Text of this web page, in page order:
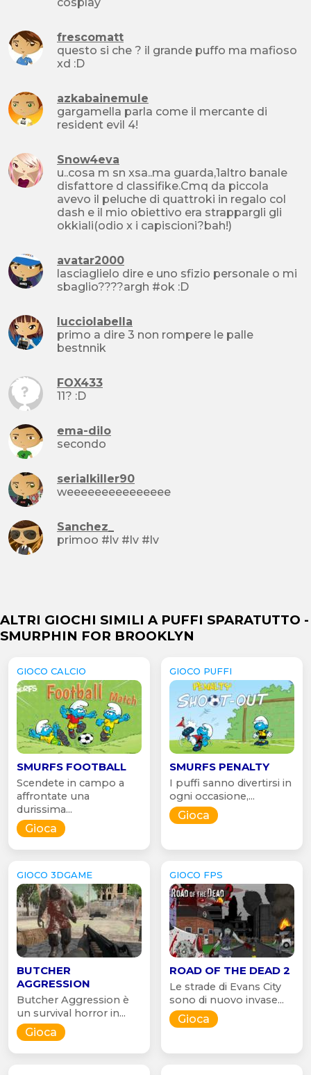
cosplay
frescomatt
questo si che ? il grande puffo ma mafioso
xd :D
azkabainemule
gargamella parla come il mercante di
resident evil 4!
Snow4eva
u..cosa m sn xsa..ma guarda,1altro banale
disfattore d classifike.Cmq da piccola
avevo il peluche di quattroki in regalo col
dash e il mio obiettivo era strappargli gli
okkiali(odio x i capiscioni?bah!)
avatar2000
lasciaglielo dire e uno sfizio personale o mi
sbaglio????argh #ok :D
lucciolabella
primo a dire 3 non rompere le palle
bestnnik
FOX433
11? :D
ema-dilo
secondo
serialkiller90
weeeeeeeeeeeeeee
Sanchez_
primoo #lv #lv #lv
ALTRI GIOCHI SIMILI A PUFFI SPARATUTTO -
SMURPHIN FOR BROOKLYN
GIOCO CALCIO
SMURFS FOOTBALL
Scendete in campo a
affrontate una
durissima...
Gioca
GIOCO PUFFI
SMURFS PENALTY
I puffi sanno divertirsi in
ogni occasione,...
Gioca
GIOCO 3DGAME
BUTCHER
AGGRESSION
Butcher Aggression è
un survival horror in...
Gioca
GIOCO FPS
ROAD OF THE DEAD 2
Le strade di Evans City
sono di nuovo invase...
Gioca